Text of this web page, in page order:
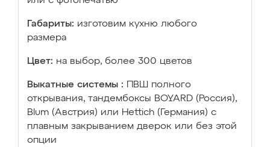
Габариты: изготовим кухню любого
размера
Цвет: на выбор, более 300 цветов
Выкатные системы :
ПВШ полного
открывания, тандембоксы BOYARD (Россия),
Blum (Австрия) или Hettich (Германия) с
плавным закрыванием дверок или без этой
опции